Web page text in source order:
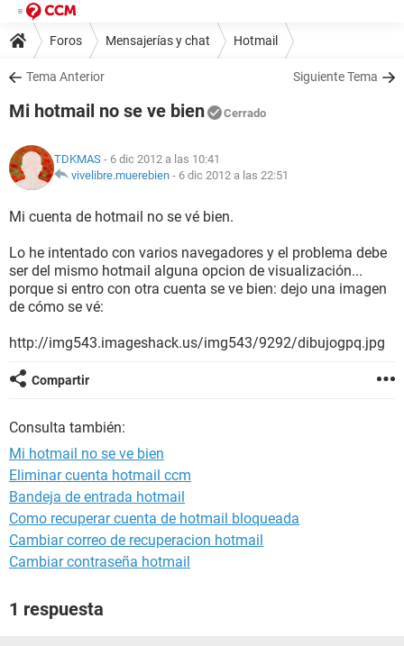
Foros Mensajerías y chat Hotmail
Tema Anterior Siguiente Tema
Mi hotmail no se ve bien Cerrado
TDKMAS - 6 dic 2012 a las 10:41
vivelibre.muerebien - 6 dic 2012 a las 22:51
Mi cuenta de hotmail no se vé bien.
Lo he intentado con varios navegadores y el problema debe
ser del mismo hotmail alguna opcion de visualización...
porque si entro con otra cuenta se ve bien: dejo una imagen
de cómo se vé:
http://img543.imageshack.us/img543/9292/dibujogpq.jpg
Compartir
Consulta también:
Mi hotmail no se ve bien
Eliminar cuenta hotmail ccm
Bandeja de entrada hotmail
Como recuperar cuenta de hotmail bloqueada
Cambiar correo de recuperacion hotmail
Cambiar contraseña hotmail
1 respuesta